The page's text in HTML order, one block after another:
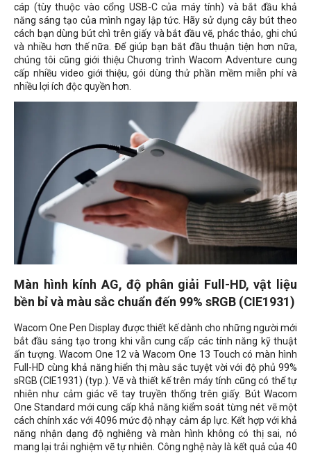
cáp (tùy thuộc vào cổng USB-C của máy tính) và bắt đầu khả
năng sáng tạo của mình ngay lập tức. Hãy sử dụng cây bút theo
cách bạn dùng bút chì trên giấy và bắt đầu vẽ, phác thảo, ghi chú
và nhiều hơn thế nữa. Để giúp bạn bắt đầu thuận tiện hơn nữa,
chúng tôi cũng giới thiệu Chương trình Wacom Adventure cung
cấp nhiều video giới thiệu, gói dùng thử phần mềm miễn phí và
nhiều lợi ích độc quyền hơn.
Màn hình kính AG, độ phân giải Full-HD, vật liệu
bền bỉ và màu sắc chuẩn đến 99% sRGB (CIE1931)
Wacom One Pen Display được thiết kế dành cho những người mới
bắt đầu sáng tạo trong khi vẫn cung cấp các tính năng kỹ thuật
ấn tượng. Wacom One 12 và Wacom One 13 Touch có màn hình
Full-HD cùng khả năng hiển thị màu sắc tuyệt vời với độ phủ 99%
sRGB (CIE1931) (typ.). Vẽ và thiết kế trên máy tính cũng có thể tự
nhiên như cảm giác vẽ tay truyền thống trên giấy. Bút Wacom
One Standard mới cung cấp khả năng kiểm soát từng nét vẽ một
cách chính xác với 4096 mức độ nhạy cảm áp lực. Kết hợp với khả
năng nhận dạng độ nghiêng và màn hình không có thị sai, nó
mang lại trải nghiệm vẽ tự nhiên. Công nghệ này là kết quả của 40